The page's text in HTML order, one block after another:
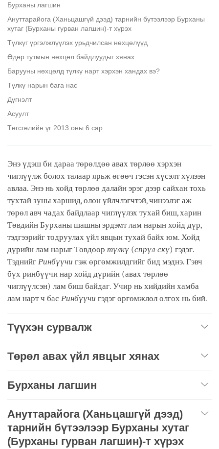
Бурханы лагшин
Ануттарайога (Ханьцашгүй дээд) тарнийн бүтээлээр Бурханы
хутаг (Бурханы гурван лагшин)-т хүрэх
Түлкүг үргэлжлүүлэх урьдчилсан нөхцөлүүд
Өдөр тутмын нөхцөл байдлуудыг хянах
Барууны нөхцөлд түлкү нарт хэрхэн хандах вэ?
Түлкү нарын бага нас
Дүгнэлт
Асуулт
Төгсгөлийн үг 2013 оны 6 сар
Энэ үдэш би дараа төрөлдөө авах төрлөө хэрхэн
чиглүүлж болох талаар ярьж өгөөч гэсэн хүсэлт хүлээн
авлаа. Энэ нь хойд төрлөө далайн эрэг дээр сайхан тохь
тухтай зуны харшид, олон үйлчлэгчтэй, чинээлэг аж
төрөл авч чадах байдлаар чиглүүлэх тухай биш, харин
Төвдийн Бурханы шашны эрдэмт лам нарын хойд дүр,
тэдгээрийг тодруулах үйл явцын тухай байх юм. Хойд
дүрийн лам нарыг Төвдөөр түлкү (спрүл-скү) гэдэг.
Тэднийг Ринбүүчи гэж өргөмжилдгийг бид мэднэ. Гэвч
бүх ринбүүчи нар хойд дүрийн (авах төрлөө
чиглүүлсэн) лам биш байдаг. Учир нь хийдийн хамба
лам нарт ч бас Ринбүүчи гэдэг өргөмжлөл олгох нь бий.
Түүхэн сурвалж
Төрөл авах үйл явцыг хянах
Бурханы лагшин
Ануттарайога (Ханьцашгүй дээд)
тарнийн бүтээлээр Бурханы хутаг
(Бурханы гурван лагшин)-т хүрэх